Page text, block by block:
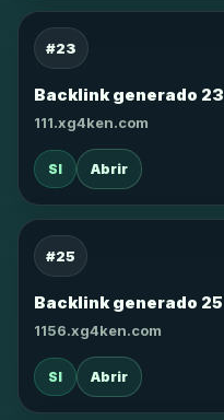
#23
Backlink generado 23
111.xg4ken.com
SI Abrir
#25
Backlink generado 25
1156.xg4ken.com
SI Abrir